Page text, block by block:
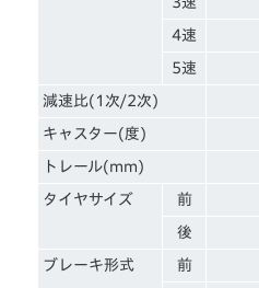
4速
5速
減速比(1次/2次)
キャスター(度)
トレール(mm)
タイヤサイズ 前
後
ブレーキ形式 前